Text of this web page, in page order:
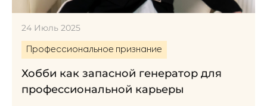
24 Июль 2025
Профессиональное признание
Хобби как запасной генератор для
профессиональной карьеры